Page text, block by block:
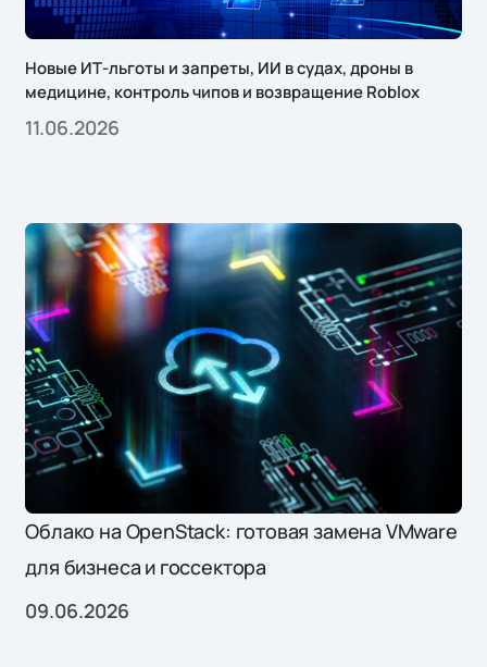
Новые ИТ-льготы и запреты, ИИ в судах, дроны в
медицине, контроль чипов и возвращение Roblox
11.06.2026
Облако на OpenStack: готовая замена VMware
для бизнеса и госсектора
09.06.2026